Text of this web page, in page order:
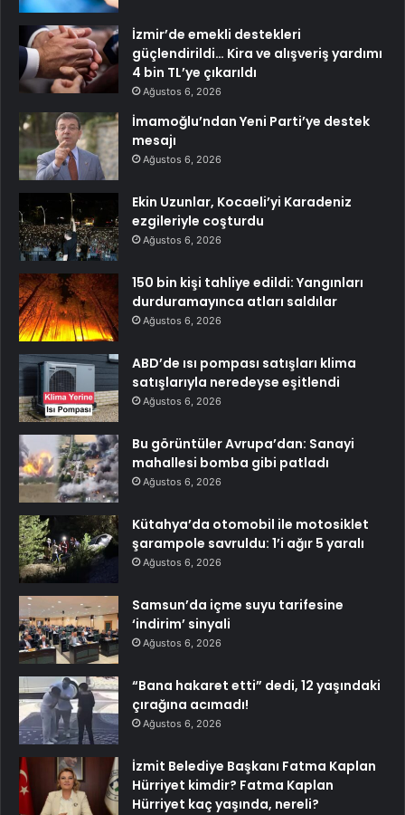
İzmir’de emekli destekleri
güçlendirildi… Kira ve alışveriş yardımı
4 bin TL’ye çıkarıldı
Ağustos 6, 2026
İmamoğlu’ndan Yeni Parti’ye destek
mesajı
Ağustos 6, 2026
Ekin Uzunlar, Kocaeli’yi Karadeniz
ezgileriyle coşturdu
Ağustos 6, 2026
150 bin kişi tahliye edildi: Yangınları
durduramayınca atları saldılar
Ağustos 6, 2026
ABD’de ısı pompası satışları klima
satışlarıyla neredeyse eşitlendi
Ağustos 6, 2026
Bu görüntüler Avrupa’dan: Sanayi
mahallesi bomba gibi patladı
Ağustos 6, 2026
Kütahya’da otomobil ile motosiklet
şarampole savruldu: 1’i ağır 5 yaralı
Ağustos 6, 2026
Samsun’da içme suyu tarifesine
‘indirim’ sinyali
Ağustos 6, 2026
“Bana hakaret etti” dedi, 12 yaşındaki
çırağına acımadı!
Ağustos 6, 2026
İzmit Belediye Başkanı Fatma Kaplan
Hürriyet kimdir? Fatma Kaplan
Hürriyet kaç yaşında, nereli?